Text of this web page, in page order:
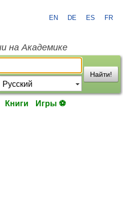
EN DE ES FR
на Академике
Найти!
Книги Игры ⚽